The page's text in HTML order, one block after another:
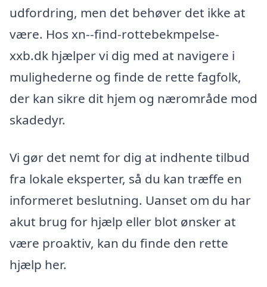
udfordring, men det behøver det ikke at
være. Hos xn--find-rottebekmpelse-
xxb.dk hjælper vi dig med at navigere i
mulighederne og finde de rette fagfolk,
der kan sikre dit hjem og nærområde mod
skadedyr.
Vi gør det nemt for dig at indhente tilbud
fra lokale eksperter, så du kan træffe en
informeret beslutning. Uanset om du har
akut brug for hjælp eller blot ønsker at
være proaktiv, kan du finde den rette
hjælp her.